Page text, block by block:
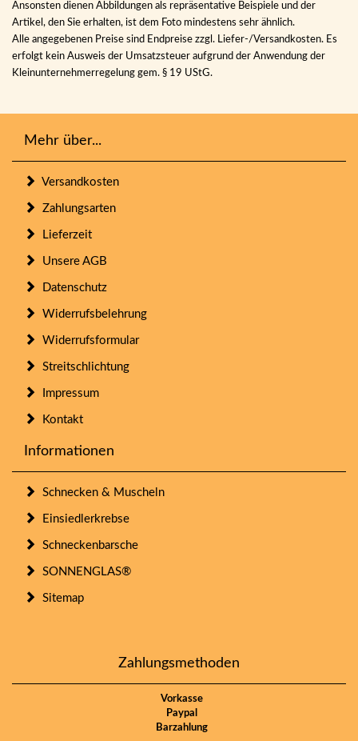
Ansonsten dienen Abbildungen als repräsentative Beispiele und der
Artikel, den Sie erhalten, ist dem Foto mindestens sehr ähnlich.
Alle angegebenen Preise sind Endpreise zzgl. Liefer-/Versandkosten. Es
erfolgt kein Ausweis der Umsatzsteuer aufgrund der Anwendung der
Kleinunternehmerregelung gem. § 19 UStG.
Mehr über...
Versandkosten
Zahlungsarten
Lieferzeit
Unsere AGB
Datenschutz
Widerrufsbelehrung
Widerrufsformular
Streitschlichtung
Impressum
Kontakt
Informationen
Schnecken & Muscheln
Einsiedlerkrebse
Schneckenbarsche
SONNENGLAS®
Sitemap
Zahlungsmethoden
Vorkasse
Paypal
Barzahlung